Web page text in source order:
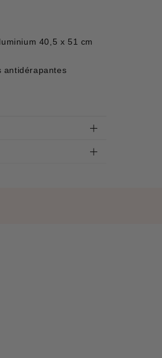
40,5 x 51 cm
antidérapantes